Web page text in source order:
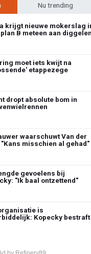
Nu trending
krijgt nieuwe mokerslag
plan B meteen aan diggelen
moet iets kwijt na
etappezege
dropt absolute bom in
waarschuwt Van der
"Kans misschien al gehad"
gevoelens bij
"Ik baal ontzettend"
is
Kopecky bestraft